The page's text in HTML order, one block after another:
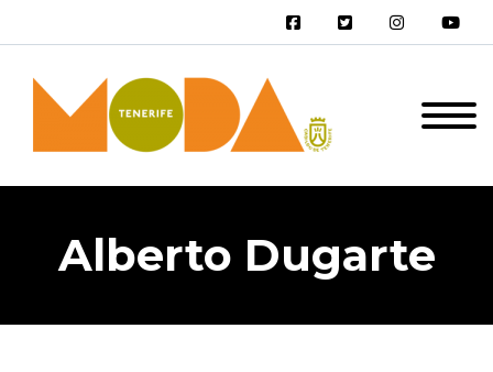
Alberto Dugarte